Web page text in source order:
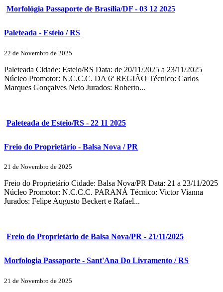
Morfológia Passaporte de Brasília/DF - 03 12 2025
Paleteada - Esteio / RS
22 de Novembro de 2025
Paleteada Cidade: Esteio/RS Data: de 20/11/2025 a 23/11/2025
Núcleo Promotor: N.C.C.C. DA 6ª REGIÃO Técnico: Carlos
Marques Gonçalves Neto Jurados: Roberto...
Paleteada de Esteio/RS - 22 11 2025
Freio do Proprietário - Balsa Nova / PR
21 de Novembro de 2025
Freio do Proprietário Cidade: Balsa Nova/PR Data: 21 a 23/11/2025
Núcleo Promotor: N.C.C.C. PARANÁ Técnico: Victor Vianna
Jurados: Felipe Augusto Beckert e Rafael...
Freio do Proprietário de Balsa Nova/PR - 21/11/2025
Morfologia Passaporte - Sant'Ana Do Livramento / RS
21 de Novembro de 2025